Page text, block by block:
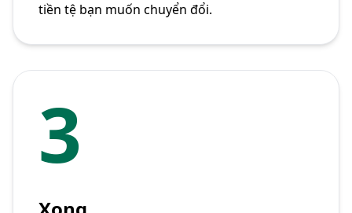
tiền tệ bạn muốn chuyển đổi.
3